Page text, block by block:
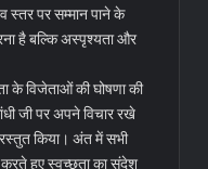
स्तर पर सम्मान पाने के
है बल्कि अस्पृश्यता और
के विजेताओं की घोषणा की
जी पर अपने विचार रखे
किया। अंत में सभी
करते हुए स्वच्छता का संदेश